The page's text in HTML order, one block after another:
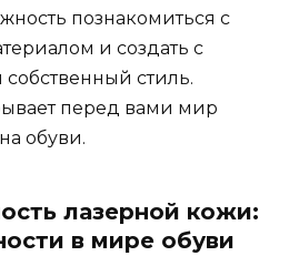
познакомиться с
и создать с
стиль.
перед вами мир
обуви.
лазерной кожи:
в мире обуви